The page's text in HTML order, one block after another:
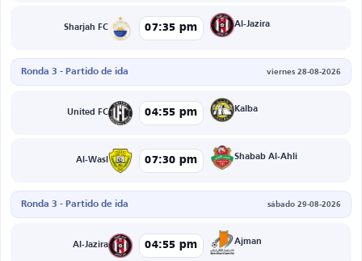
Sharjah FC 07:35 pm Al-Jazira
Ronda 3 - Partido de ida viernes 28-08-2026
United FC 04:55 pm Kalba
Al-Wasl 07:30 pm Shabab Al-Ahli
Ronda 3 - Partido de ida sábado 29-08-2026
Al-Jazira 04:55 pm Ajman